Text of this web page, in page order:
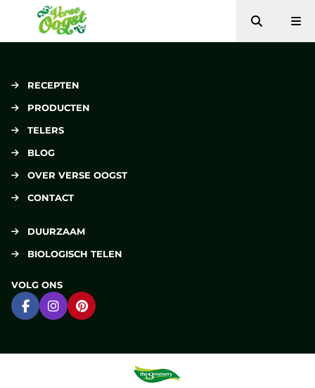
Verse Oogst
Zoeken
RECEPTEN
PRODUCTEN
TELERS
BLOG
OVER VERSE OOGST
CONTACT
DUURZAAM
BIOLOGISCH TELEN
VOLG ONS
Ga naar Facebook
Ga naar Instagram
Ga naar Pinterest